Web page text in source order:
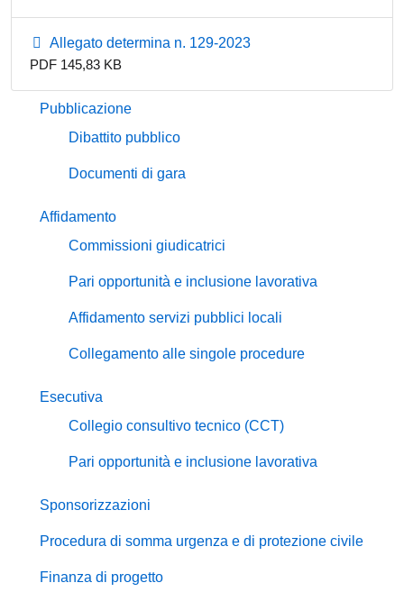
Allegato determina n. 129-2023
PDF 145,83 KB
Pubblicazione
Dibattito pubblico
Documenti di gara
Affidamento
Commissioni giudicatrici
Pari opportunità e inclusione lavorativa
Affidamento servizi pubblici locali
Collegamento alle singole procedure
Esecutiva
Collegio consultivo tecnico (CCT)
Pari opportunità e inclusione lavorativa
Sponsorizzazioni
Procedura di somma urgenza e di protezione civile
Finanza di progetto